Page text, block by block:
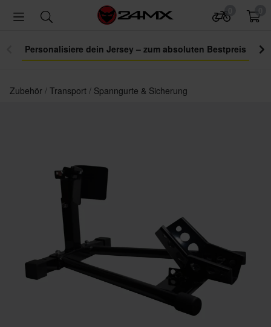
Personalisiere dein Jersey – zum absoluten Bestpreis
Zubehör Transport Spanngurte & Sicherung